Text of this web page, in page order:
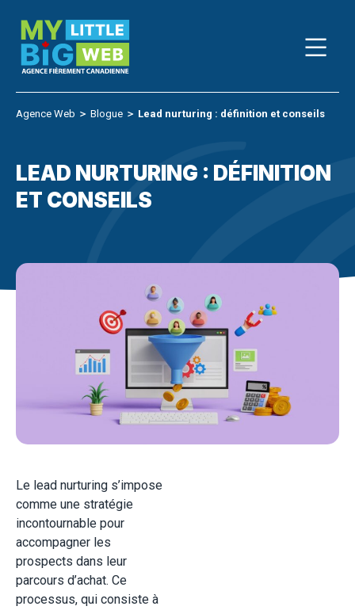
content
Agence Web ＞ Blogue ＞ Lead nurturing : définition et conseils
LEAD NURTURING : DÉFINITION
ET CONSEILS
Le lead nurturing s’impose
comme une stratégie
incontournable pour
accompagner les
prospects dans leur
parcours d’achat. Ce
processus, qui consiste à